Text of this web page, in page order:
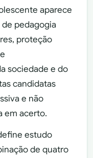
aparece
pedagogia
proteção
sociedade e do
candidatas
e não
em acerto.
estudo
de quatro